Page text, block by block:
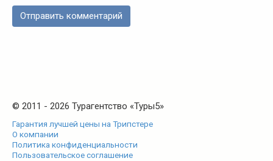
© 2011 - 2026 Турагентство «Туры5»
Гарантия лучшей цены на Трипстере
О компании
Политика конфиденциальности
Пользовательское соглашение